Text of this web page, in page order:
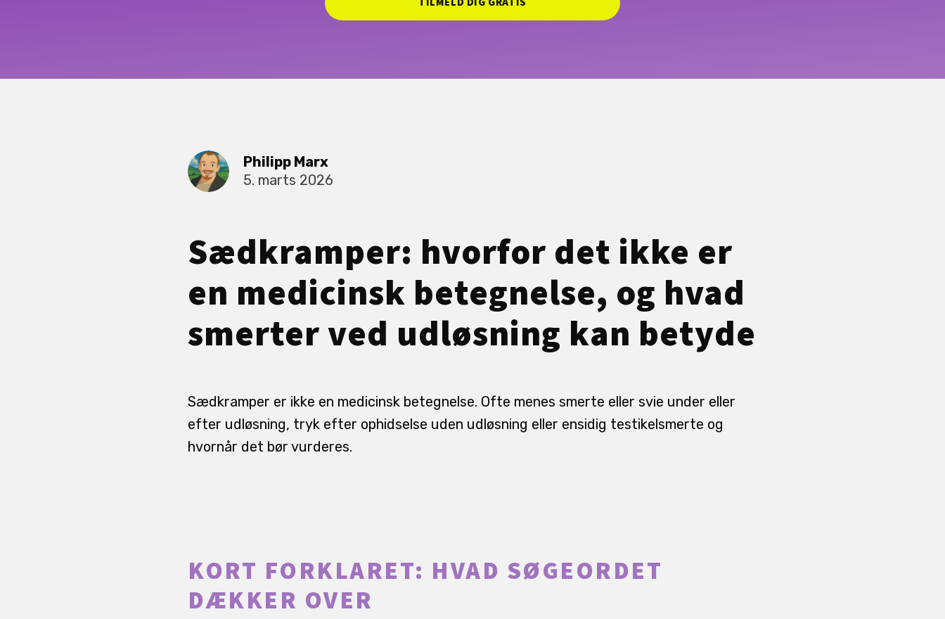
Philipp Marx
5. marts 2026
Sædkramper: hvorfor det ikke er
en medicinsk betegnelse, og hvad
smerter ved udløsning kan betyde
Sædkramper er ikke en medicinsk betegnelse. Ofte menes smerte eller svie under eller
efter udløsning, tryk efter ophidselse uden udløsning eller ensidig testikelsmerte og
hvornår det bør vurderes.
KORT FORKLARET: HVAD SØGEORDET
DÆKKER OVER